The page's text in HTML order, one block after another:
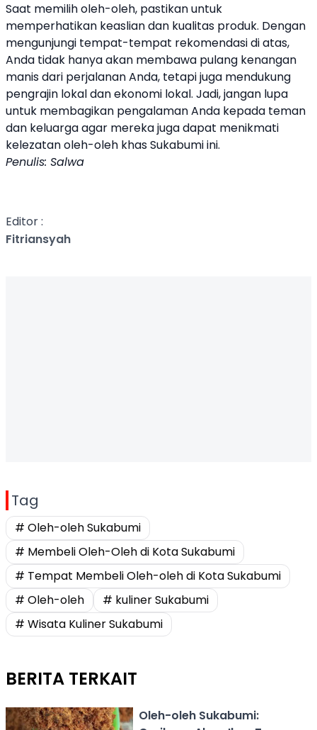
Saat memilih oleh-oleh, pastikan untuk
memperhatikan keaslian dan kualitas produk. Dengan
mengunjungi tempat-tempat rekomendasi di atas,
Anda tidak hanya akan membawa pulang kenangan
manis dari perjalanan Anda, tetapi juga mendukung
pengrajin lokal dan ekonomi lokal. Jadi, jangan lupa
untuk membagikan pengalaman Anda kepada teman
dan keluarga agar mereka juga dapat menikmati
kelezatan oleh-oleh khas Sukabumi ini.
Penulis: Salwa
Editor :
Fitriansyah
Tag
# Oleh-oleh Sukabumi
# Membeli Oleh-Oleh di Kota Sukabumi
# Tempat Membeli Oleh-oleh di Kota Sukabumi
# Oleh-oleh
# kuliner Sukabumi
# Wisata Kuliner Sukabumi
BERITA TERKAIT
Oleh-oleh Sukabumi: